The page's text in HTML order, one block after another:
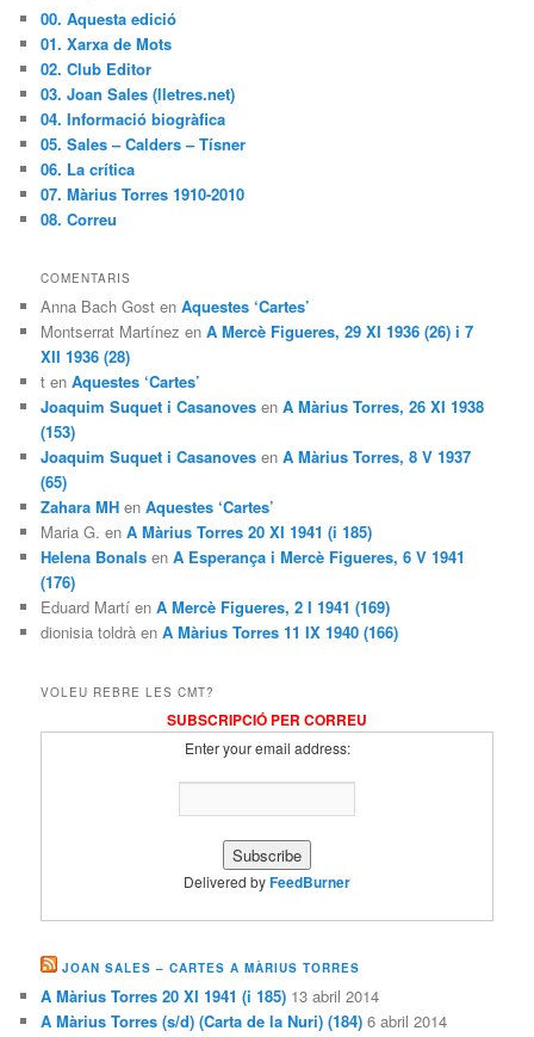
00. Aquesta edició
01. Xarxa de Mots
02. Club Editor
03. Joan Sales (lletres.net)
04. Informació biogràfica
05. Sales – Calders – Tísner
06. La crítica
07. Màrius Torres 1910-2010
08. Correu
COMENTARIS
Anna Bach Gost enAquestes ‘Cartes’
Montserrat Martínez enA Mercè Figueres, 29 XI 1936 (26) i 7
XII 1936 (28)
t enAquestes ‘Cartes’
Joaquim Suquet i Casanoves enA Màrius Torres, 26 XI 1938
(153)
Joaquim Suquet i Casanoves enA Màrius Torres, 8 V 1937
(65)
Zahara MH enAquestes ‘Cartes’
Maria G. enA Màrius Torres 20 XI 1941 (i 185)
Helena Bonals enA Esperança i Mercè Figueres, 6 V 1941
(176)
Eduard Martí enA Mercè Figueres, 2 I 1941 (169)
dionisia toldrà enA Màrius Torres 11 IX 1940 (166)
VOLEU REBRE LES CMT?
SUBSCRIPCIÓ PER CORREU
Enter your email address:
Delivered byFeedBurner
JOAN SALES – CARTES A MÀRIUS TORRES
A Màrius Torres 20 XI 1941 (i 185) 13 abril 2014
A Màrius Torres (s/d) (Carta de la Nuri) (184) 6 abril 2014